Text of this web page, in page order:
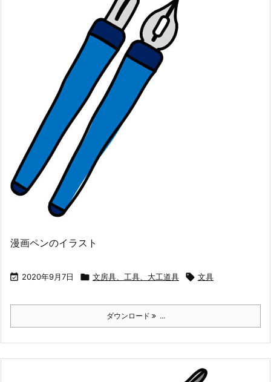
漫画ペンのイラスト
 2020年9月7日  文房具、工具、大工道具  文具
ダウンロード ...